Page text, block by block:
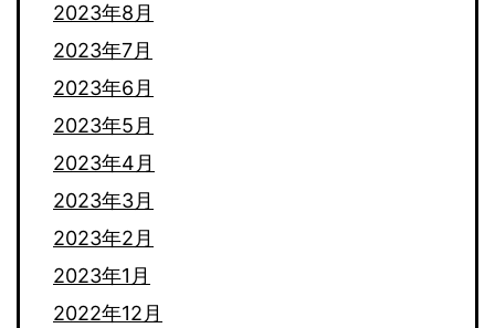
2023年8月
2023年7月
2023年6月
2023年5月
2023年4月
2023年3月
2023年2月
2023年1月
2022年12月